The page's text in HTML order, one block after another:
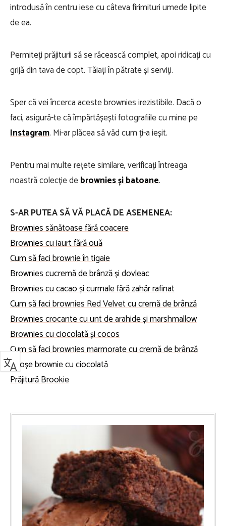
introdusă în centru iese cu câteva firimituri umede lipite
de ea.
Permiteți prăjiturii să se răcească complet, apoi ridicați cu
grijă din tava de copt. Tăiați în pătrate și serviți.
Sper că vei încerca aceste brownies irezistibile. Dacă o
faci, asigură-te că împărtășești fotografiile cu mine pe
Instagram. Mi-ar plăcea să văd cum ți-a ieșit.
Pentru mai multe rețete similare, verificați întreaga
noastră colecție debrownies și batoane.
S-AR PUTEA SĂ VĂ PLACĂ DE ASEMENEA:
Brownies sănătoase fără coacere
Brownies cu iaurt fără ouă
Cum să faci brownie în tigaie
Brownies cucremă de brânză și dovleac
Brownies cu cacao și curmale fără zahăr rafinat
Cum să faci brownies Red Velvet cu cremă de brânză
Brownies crocante cu unt de arahide și marshmallow
Brownies cu ciocolată și cocos
Cum să faci brownies marmorate cu cremă de brânză
Brioșe brownie cu ciocolată
Prăjitură Brookie